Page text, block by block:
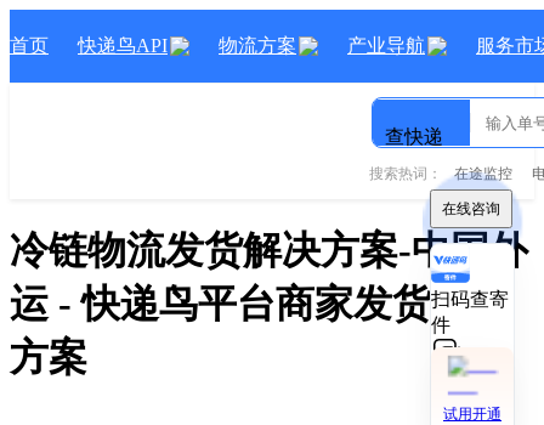
在线咨询
扫码查寄
件
技术对接
试用开通
首页 快递鸟API 物流方案 产业导航 服务市
查快递
搜索热词： 在途监控
冷链物流发货解决方案-中国外
运 - 快递鸟平台商家发货解决
方案